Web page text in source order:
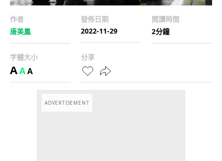
作者
唐美鳳
發佈日期
2022-11-29
閱讀時間
2分鐘
字體大小
AAA
分享
ADVERTISEMENT